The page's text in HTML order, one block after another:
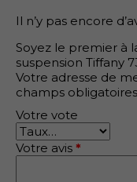
Il n’y pas encore
Soyez le premier à
suspension Tiffany
Votre adresse de
champs
Votre vote
Votre avis *